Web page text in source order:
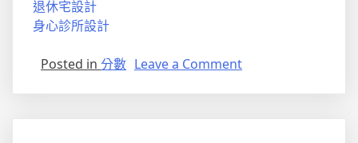
退休宅設計
身心診所設計
Posted in 分數 Leave a Commenton